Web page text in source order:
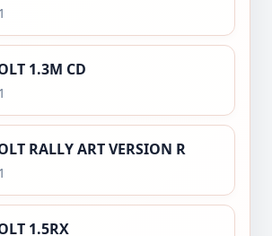
1.3M CD
RALLY ART VERSION R
1.5RX